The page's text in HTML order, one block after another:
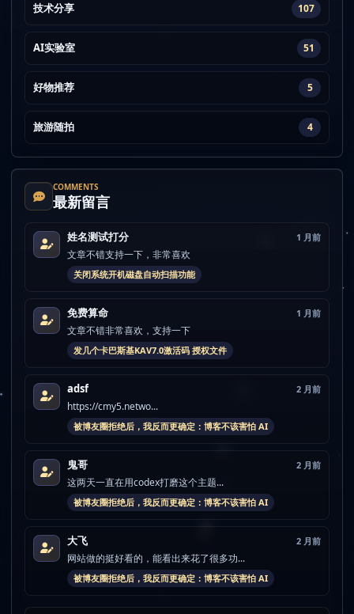
技术分享 107
AI实验室 51
好物推荐 5
旅游随拍 4
COMMENTS
最新留言
姓名测试打分 1 月前
文章不错支持一下，非常喜欢
关闭系统开机磁盘自动扫描功能
免费算命 1 月前
文章不错非常喜欢，支持一下
发几个卡巴斯基KAV7.0激活码 授权文件
adsf 2 月前
https://cmy5.netwo...
被博友圈拒绝后，我反而更确定：博客不该害怕 AI
鬼哥 2 月前
这两天一直在用codex打磨这个主题...
被博友圈拒绝后，我反而更确定：博客不该害怕 AI
大飞 2 月前
网站做的挺好看的，能看出来花了很多功...
被博友圈拒绝后，我反而更确定：博客不该害怕 AI